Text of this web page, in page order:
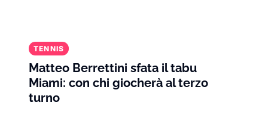
TENNIS
Matteo Berrettini sfata il tabu
Miami: con chi giocherà al terzo
turno